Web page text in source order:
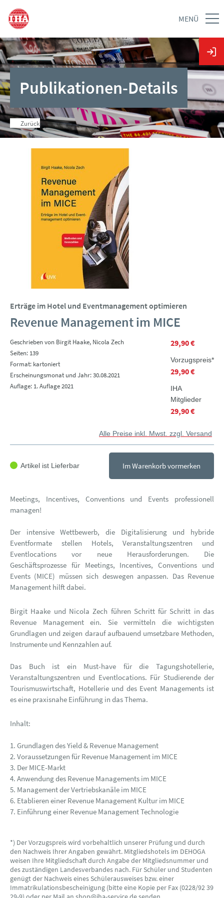
MENÜ
Publikationen-Details
Zurück
Erträge im Hotel und Eventmanagement optimieren
Revenue Management im MICE
Geschrieben von Birgit Haake, Nicola Zech
Seiten: 139
Format: kartoniert
Erscheinungsmonat und Jahr: 30.08.2021
Auflage: 1. Auflage 2021
29,90 €
Vorzugspreis*
29,90 €
IHA
Mitglieder
29,90 €
Alle Preise inkl. Mwst. zzgl. Versand
Artikel ist Lieferbar Im Warenkorb vormerken
Meetings, Incentives, Conventions und Events professionell
managen!
Der intensive Wettbewerb, die Digitalisierung und hybride
Eventformate stellen Hotels, Veranstaltungszentren und
Eventlocations vor neue Herausforderungen. Die
Geschäftsprozesse für Meetings, Incentives, Conventions und
Events (MICE) müssen sich deswegen anpassen. Das Revenue
Management hilft dabei.
Birgit Haake und Nicola Zech führen Schritt für Schritt in das
Revenue Management ein. Sie vermitteln die wichtigsten
Grundlagen und zeigen darauf aufbauend umsetzbare Methoden,
Instrumente und Kennzahlen auf.
Das Buch ist ein Must-have für die Tagungshotellerie,
Veranstaltungszentren und Eventlocations. Für Studierende der
Tourismuswirtschaft, Hotellerie und des Event Managements ist
es eine praxisnahe Einführung in das Thema.
Inhalt:
1. Grundlagen des Yield & Revenue Management
2. Voraussetzungen für Revenue Management im MICE
3. Der MICE-Markt
4. Anwendung des Revenue Managements im MICE
5. Management der Vertriebskanäle im MICE
6. Etablieren einer Revenue Management Kultur im MICE
7. Einführung einer Revenue Management Technologie
*) Der Vorzugspreis wird vorbehaltlich unserer Prüfung und durch
den Nachweis Ihrer Angaben gewährt. Mitgliedshotels im DEHOGA
weisen Ihre Mitgliedschaft durch Angabe der Mitgliedsnummer und
des zuständigen Landesverbandes nach. Für Schüler und Studenten
genügt der Nachweis eines Schülerausweises bzw. einer
Immatrikulationsbescheinigung (bitte eine Kopie per Fax (0228/92 39